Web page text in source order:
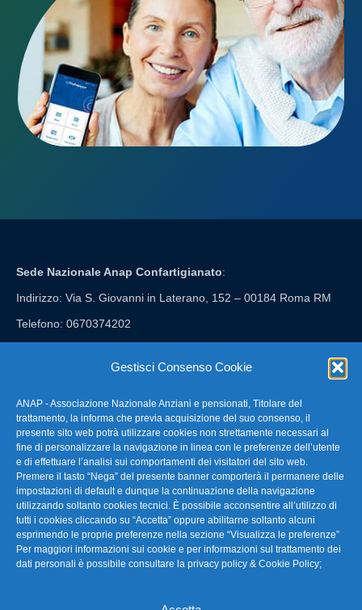
Gestisci Consenso Cookie
ANAP - Associazione Nazionale Anziani e pensionati, Titolare del
trattamento, la informa che previa acquisizione del suo consenso, il
presente sito web potrà utilizzare cookies non strettamente necessari al
fine di personalizzare la navigazione in linea con le preferenze dell’utente
e di effettuare l’analisi sui comportamenti dei visitatori del sito web.
Premere il tasto “Nega” del presente banner comporterà il permanere delle
impostazioni di default e dunque la continuazione della navigazione
utilizzando soltanto cookies tecnici. È possibile acconsentire all’utilizzo di
tutti i cookies cliccando su “Accetta” oppure abilitarne soltanto alcuni
esprimendo le proprie preferenze nella sezione “Visualizza le preferenze”
Per maggiori informazioni sui cookie e per informazioni sul trattamento dei
dati personali è possibile consultare la privacy policy & Cookie Policy;
Sede Nazionale Anap Confartigianato:
Indirizzo: Via S. Giovanni in Laterano, 152 – 00184 Roma RM
Telefono: 0670374202
FAQ – Domande Frequenti
La nostra Newsletter
Link Utili
TG Confartigianato
Privacy & Cookie Policy